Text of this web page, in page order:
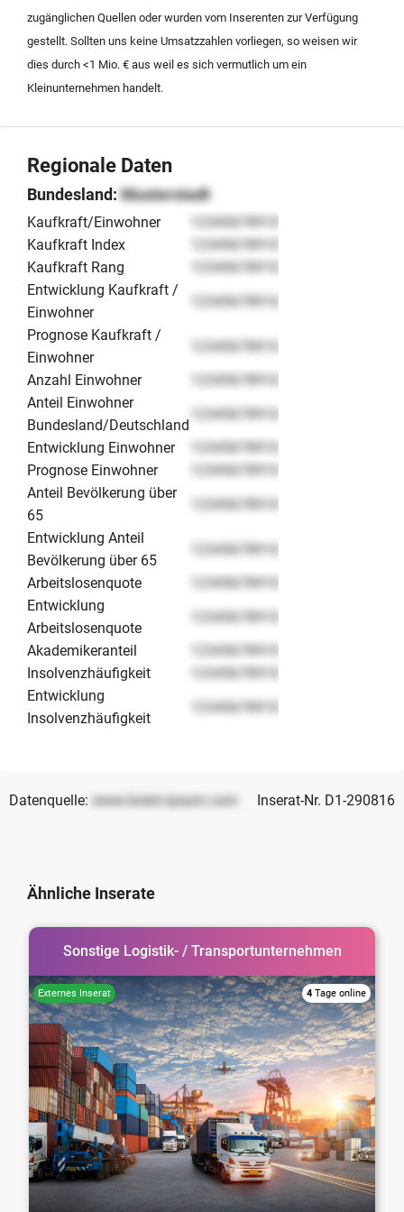
Personenbeförderung einsteigen möchten.
zugänglichen Quellen oder wurden vom Inserenten zur Verfügung
gestellt. Sollten uns keine Umsatzzahlen vorliegen, so weisen wir
dies durch <1 Mio. € aus weil es sich vermutlich um ein
Kleinunternehmen handelt.
Regionale Daten
Bundesland: Musterstadt
Kaufkraft/Einwohner
12345678910
Kaufkraft Index
12345678910
Kaufkraft Rang
12345678910
Entwicklung Kaufkraft /
Einwohner
12345678910
Prognose Kaufkraft /
Einwohner
12345678910
Anzahl Einwohner
12345678910
Anteil Einwohner
Bundesland/Deutschland
12345678910
Entwicklung Einwohner
12345678910
Prognose Einwohner
12345678910
Anteil Bevölkerung über
65
12345678910
Entwicklung Anteil
Bevölkerung über 65
12345678910
Arbeitslosenquote
12345678910
Entwicklung
Arbeitslosenquote
12345678910
Akademikeranteil
12345678910
Insolvenzhäufigkeit
12345678910
Entwicklung
Insolvenzhäufigkeit
12345678910
Datenquelle: www.lorem-ipsum.com Inserat-Nr. D1-290816
Ähnliche Inserate
Sonstige Logistik- / Transportunternehmen
4 Tage online